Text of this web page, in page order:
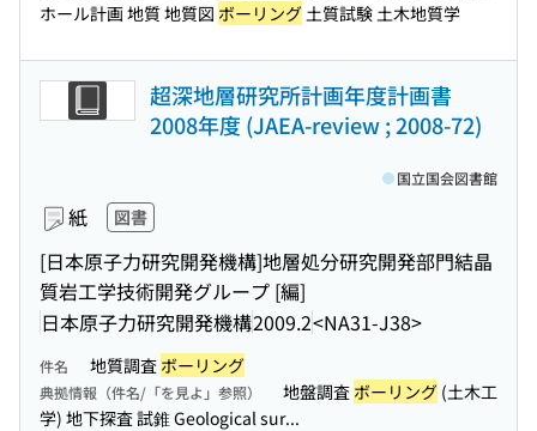
ホール計画 地質 地質図 ボーリング土質試験 土木地質学
超深地層研究所計画年度計画書
2008年度 (JAEA-review ; 2008-72)
紙 図書
[日本原子力研究開発機構]地層処分研究開発部門結晶
質岩工学技術開発グループ [編]
日本原子力研究開発機構2009.2<NA31-J38>
国立国会図書館
件名 地質調査 ボーリング
典拠情報（件名/「を見よ」参照） 地盤調査 ボーリング (土木工
学) 地下探査 試錐 Geological sur...